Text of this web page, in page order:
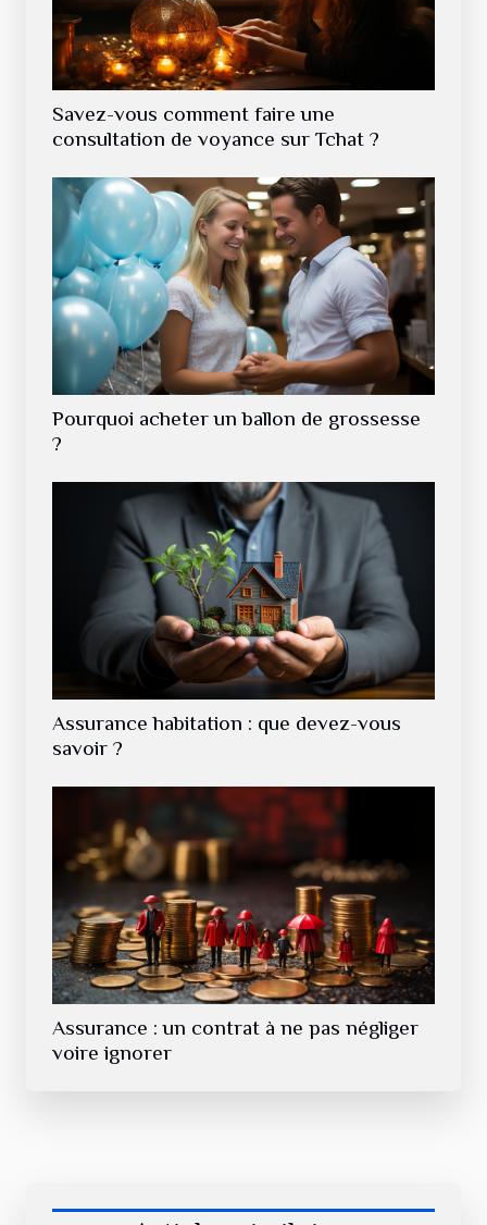
Savez-vous comment faire une
consultation de voyance sur Tchat ?
Pourquoi acheter un ballon de grossesse
?
Assurance habitation : que devez-vous
savoir ?
Assurance : un contrat à ne pas négliger
voire ignorer